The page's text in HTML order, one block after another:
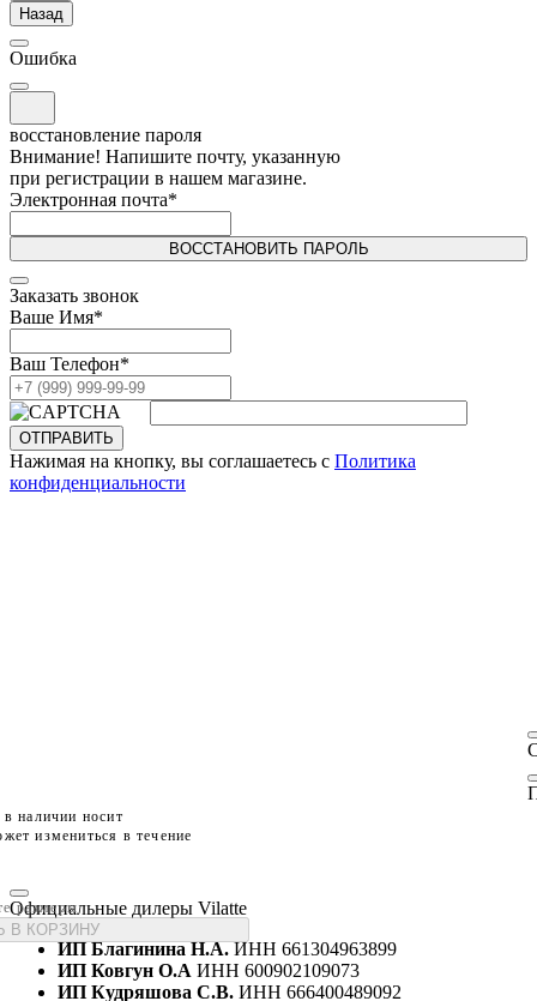
Назад
Ошибка
восстановление пароля
Внимание! Напишите почту, указанную
при регистрации в нашем магазине.
Электронная почта*
ВОССТАНОВИТЬ ПАРОЛЬ
Заказать звонок
Ваше Имя*
Ваш Телефон*
ОТПРАВИТЬ
Нажимая на кнопку, вы соглашаетесь с Политика
конфиденциальности
наличии носит
измениться в течение
размеры
В КОРЗИНУ
Официальные дилеры Vilatte
ИП Благинина Н.А.ИНН 661304963899
ИП Ковгун О.А ИНН 600902109073
ИП Кудряшова С.В. ИНН 666400489092